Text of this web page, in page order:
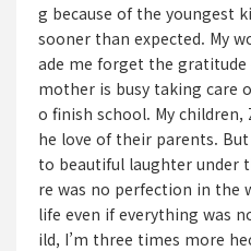
g because of the youngest
sooner than expected. My
ade me forget the
mother is busy taking care
o finish school. My
he love of their parents.
to beautiful laughter under
re was no perfection in the
life even if everything was
ild, I’m three times more